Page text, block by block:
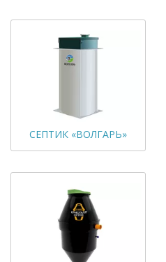
СЕПТИК «ВОЛГАРЬ»